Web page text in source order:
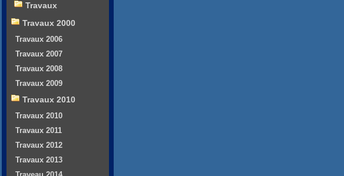
Travaux
Travaux 2000
Travaux 2006
Travaux 2007
Travaux 2008
Travaux 2009
Travaux 2010
Travaux 2010
Travaux 2011
Travaux 2012
Travaux 2013